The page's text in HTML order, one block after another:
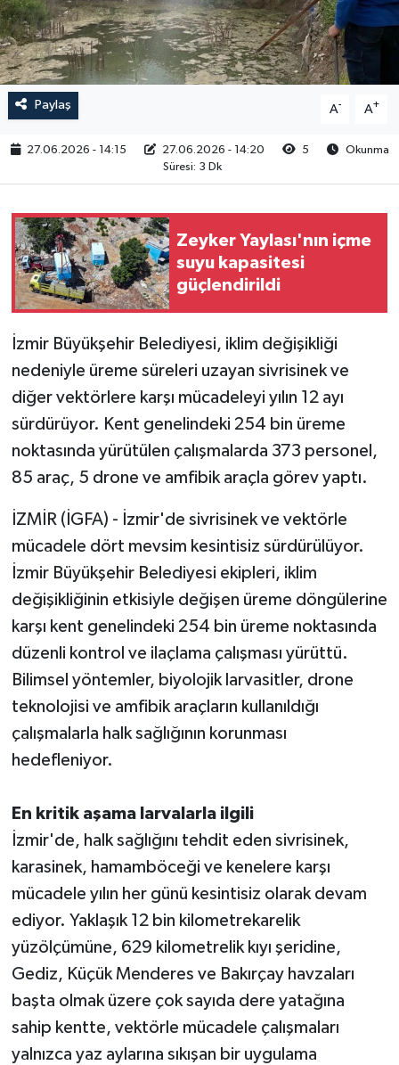
Paylaş A- A+
27.06.2026 - 14:15 27.06.2026 - 14:20 5
Okunma
Süresi: 3 Dk
Zeyker Yaylası'nın içme
suyu kapasitesi
güçlendirildi
İzmir Büyükşehir Belediyesi, iklim değişikliği
nedeniyle üreme süreleri uzayan sivrisinek ve
diğer vektörlere karşı mücadeleyi yılın 12 ayı
sürdürüyor. Kent genelindeki 254 bin üreme
noktasında yürütülen çalışmalarda 373 personel,
85 araç, 5 drone ve amfibik araçla görev yaptı.
İZMİR (İGFA) - İzmir'de sivrisinek ve vektörle
mücadele dört mevsim kesintisiz sürdürülüyor.
İzmir Büyükşehir Belediyesi ekipleri, iklim
değişikliğinin etkisiyle değişen üreme döngülerine
karşı kent genelindeki 254 bin üreme noktasında
düzenli kontrol ve ilaçlama çalışması yürüttü.
Bilimsel yöntemler, biyolojik larvasitler, drone
teknolojisi ve amfibik araçların kullanıldığı
çalışmalarla halk sağlığının korunması
hedefleniyor.
En kritik aşama larvalarla ilgili
İzmir'de, halk sağlığını tehdit eden sivrisinek,
karasinek, hamamböceği ve kenelere karşı
mücadele yılın her günü kesintisiz olarak devam
ediyor. Yaklaşık 12 bin kilometrekarelik
yüzölçümüne, 629 kilometrelik kıyı şeridine,
Gediz, Küçük Menderes ve Bakırçay havzaları
başta olmak üzere çok sayıda dere yatağına
sahip kentte, vektörle mücadele çalışmaları
yalnızca yaz aylarına sıkışan bir uygulama
RESMİ İLAN